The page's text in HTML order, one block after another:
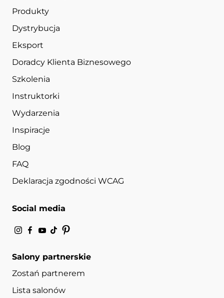
Produkty
Dystrybucja
Eksport
Doradcy Klienta Biznesowego
Szkolenia
Instruktorki
Wydarzenia
Inspiracje
Blog
FAQ
Deklaracja zgodności WCAG
Social media
Salony partnerskie
Zostań partnerem
Lista salonów